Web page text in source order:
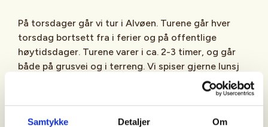
Samtykke Detaljer Om
På torsdager går vi tur i Alvøen. Turene går hver
torsdag bortsett fra i ferier og på offentlige
høytidsdager. Turene varer i ca. 2-3 timer, og går
både på grusvei og i terreng. Vi spiser gjerne lunsj
underveis/etter turen, så ta gjerne med litt mat og
drikke. Kle deg etter været og bli med ut på tur.